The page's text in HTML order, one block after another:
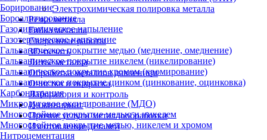
Борирование
Бороалитирование
Газодинамическое напыление
Газотермическое напыление
Гальваническое покрытие медью (меднение, омеднение)
Гальваническое покрытие никелем (никелирование)
Гальваническое покрытие хромом (хромирование)
Гальваническое покрытие цинком (цинкование, оцинковка)
Карбонитрация
Микродуговое оксидирование (МДО)
Многослойное покрытие медью и никелем
Многослойное покрытие медью, никелем и хромом
Нитроцементация
Электрохимическая полировка металла
Резка металла
Гибка металла
Сварочные работы
3D-печать
Литьё металла
Обработка металлов давлением
Очистка и покраска
Лаборатория и контроль
Инжиниринг
Прочие услуги металлообработки
Изготовление деталей